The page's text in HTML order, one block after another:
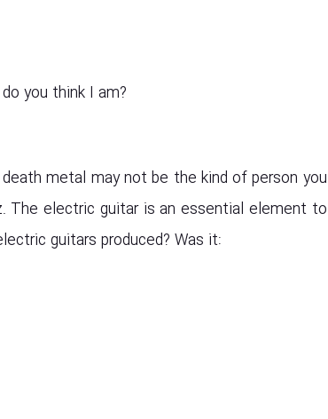
you think I am?
metal may not be the kind of person you
The electric guitar is an essential element to
guitars produced? Was it: